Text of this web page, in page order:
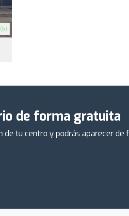
(5)
de forma gratuita
de tu centro y podrás aparecer